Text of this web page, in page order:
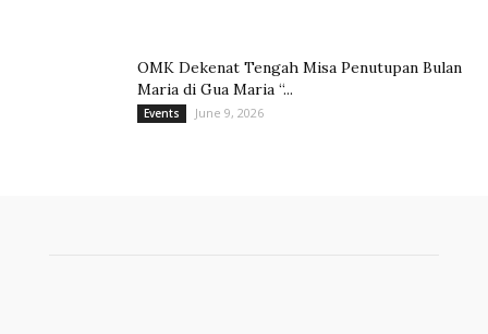
OMK Dekenat Tengah Misa Penutupan Bulan
Maria di Gua Maria “...
Events June 9, 2026